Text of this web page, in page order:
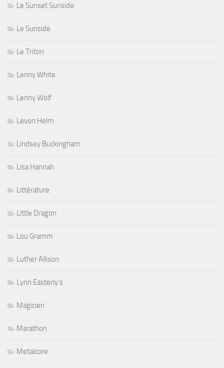
Le Sunset Sunside
Le Sunside
Le Triton
Lenny White
Lenny Wolf
Levon Helm
Lindsey Buckingham
Lisa Hannah
Littérature
Little Dragon
Lou Gramm
Luther Allison
Lynn Easterly's
Magicien
Marathon
Metalcore